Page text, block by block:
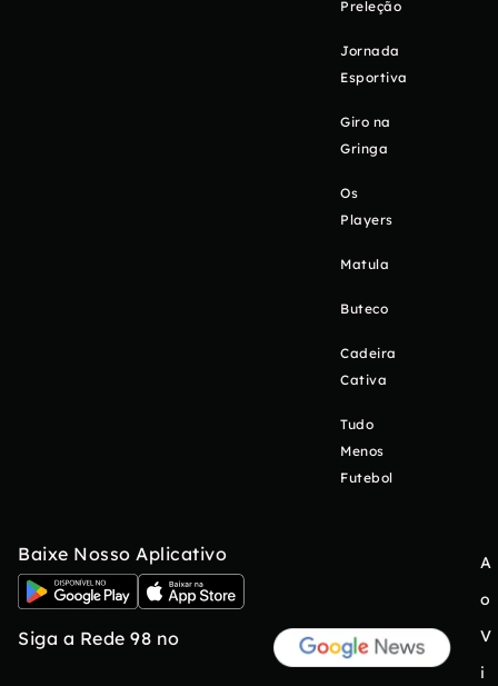
Preleção
Jornada
Esportiva
Giro na
Gringa
Os
Players
Matula
Buteco
Cadeira
Cativa
Tudo
Menos
Futebol
Baixe Nosso Aplicativo
Siga a Rede 98 no
A
o
V
i